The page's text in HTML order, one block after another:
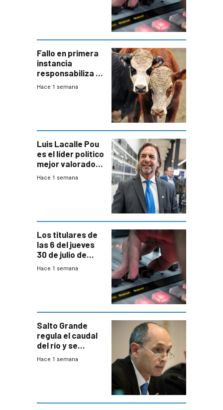
Fallo en primera
instancia
responsabiliza al
Estado por falta
Hace 1 semana
Luis Lacalle Pou
es el líder político
mejor valorado
del país, según
Hace 1 semana
Los titulares de
las 6 del jueves
30 de julio de
2026
Hace 1 semana
Salto Grande
regula el caudal
del río y se
prepara para un
Hace 1 semana